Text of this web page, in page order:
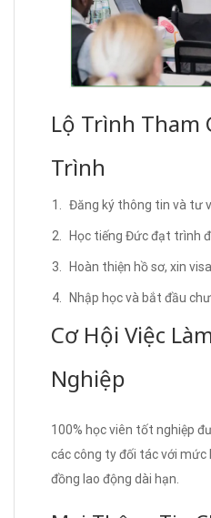
Lộ Trình Tham
Trình
Đăng ký thông tin và tư
Học tiếng Đức đạt trình
Hoàn thiện hồ sơ, xin visa
Nhập học và bắt đầu
Cơ Hội Việc
Nghiệp
100% học viên tốt nghiệp
các công ty đối tác với mức
đồng lao động dài hạn.